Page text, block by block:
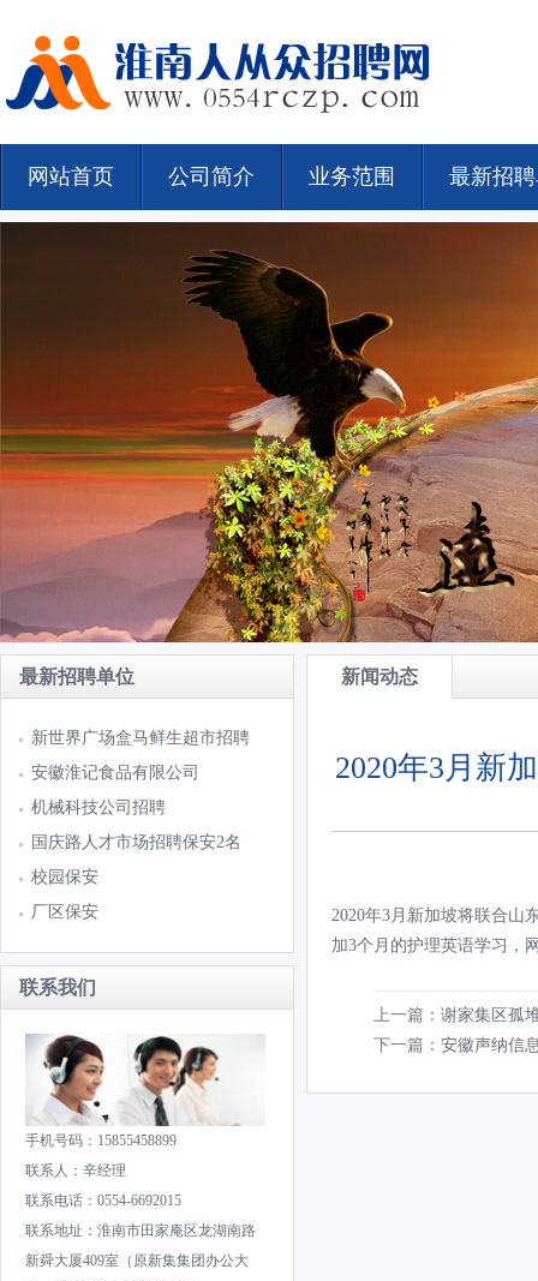
网站首页 公司简介 业务范围 最新招
最新招聘单位
新世界广场盒马鲜生超市招聘
安徽淮记食品有限公司
机械科技公司招聘
国庆路人才市场招聘保安2名
校园保安
厂区保安
联系我们
手机号码：15855458899
联系人：辛经理
联系电话：0554-6692015
联系地址：淮南市田家庵区龙湖南路
新舜大厦409室（原新集集团办公大
新闻动态
2020年3月新
2020年3月新加坡将联合山
加3个月的护理英语学习，
上一篇： 谢家集区孤
下一篇： 安徽声纳信